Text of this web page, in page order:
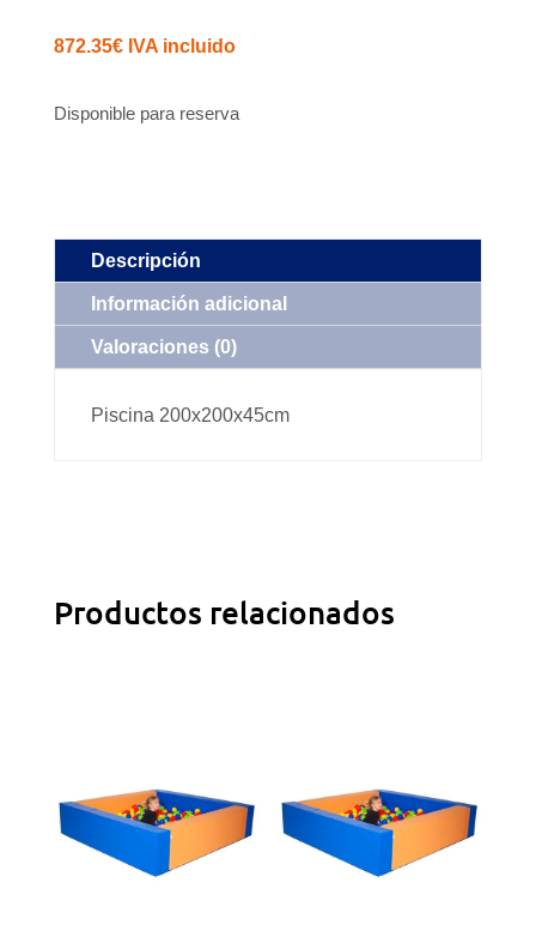
872.35€ IVA incluido
Disponible para reserva
Descripción
Información adicional
Valoraciones (0)
Piscina 200x200x45cm
Productos relacionados